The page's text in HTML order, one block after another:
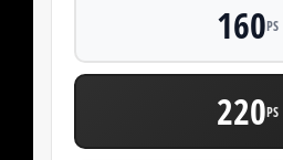
160PS
220PS